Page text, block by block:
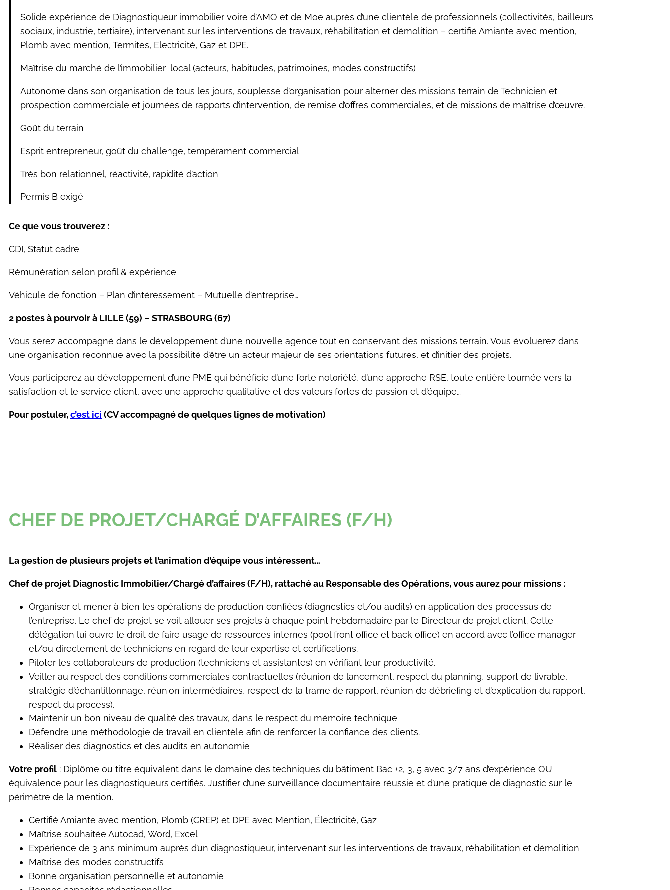
Solide expérience de Diagnostiqueur immobilier voire d’AMO et de Moe auprès d’une clientèle de professionnels (collectivités, bailleurs
sociaux, industrie, tertiaire), intervenant sur les interventions de travaux, réhabilitation et démolition – certifié Amiante avec mention,
Plomb avec mention, Termites, Electricité, Gaz et DPE.
Maîtrise du marché de l’immobilier local (acteurs, habitudes, patrimoines, modes constructifs)
Autonome dans son organisation de tous les jours, souplesse d’organisation pour alterner des missions terrain de Technicien et
prospection commerciale et journées de rapports d’intervention, de remise d’offres commerciales, et de missions de maîtrise d’œuvre.
Goût du terrain
Esprit entrepreneur, goût du challenge, tempérament commercial
Très bon relationnel, réactivité, rapidité d’action
Permis B exigé
Ce que vous trouverez :
CDI, Statut cadre
Rémunération selon profil & expérience
Véhicule de fonction – Plan d’intéressement – Mutuelle d’entreprise…
2 postes à pourvoir à LILLE (59) – STRASBOURG (67)
Vous serez accompagné dans le développement d’une nouvelle agence tout en conservant des missions terrain. Vous évoluerez dans
une organisation reconnue avec la possibilité d’être un acteur majeur de ses orientations futures, et d’initier des projets.
Vous participerez au développement d’une PME qui bénéficie d’une forte notoriété, d’une approche RSE, toute entière tournée vers la
satisfaction et le service client, avec une approche qualitative et des valeurs fortes de passion et d’équipe…
Pour postuler,c’est ici (CV accompagné de quelques lignes de motivation)
CHEF DE PROJET/CHARGÉ D’AFFAIRES (F/H)
La gestion de plusieurs projets et l’animation d’équipe vous intéressent…
Chef de projet Diagnostic Immobilier/Chargé d’affaires (F/H), rattaché au Responsable des Opérations, vous aurez pour missions :
Organiser et mener à bien les opérations de production confiées (diagnostics et/ou audits) en application des processus de
l’entreprise. Le chef de projet se voit allouer ses projets à chaque point hebdomadaire par le Directeur de projet client. Cette
délégation lui ouvre le droit de faire usage de ressources internes (pool front office et back office) en accord avec l’office manager
et/ou directement de techniciens en regard de leur expertise et certifications.
Piloter les collaborateurs de production (techniciens et assistantes) en vérifiant leur productivité.
Veiller au respect des conditions commerciales contractuelles (réunion de lancement, respect du planning, support de livrable,
stratégie d’échantillonnage, réunion intermédiaires, respect de la trame de rapport, réunion de débriefing et d’explication du rapport,
respect du process).
Maintenir un bon niveau de qualité des travaux, dans le respect du mémoire technique
Défendre une méthodologie de travail en clientèle afin de renforcer la confiance des clients.
Réaliser des diagnostics et des audits en autonomie
Votre profil : Diplôme ou titre équivalent dans le domaine des techniques du bâtiment Bac +2, 3, 5 avec 3/7 ans d’expérience OU
équivalence pour les diagnostiqueurs certifiés. Justifier d’une surveillance documentaire réussie et d’une pratique de diagnostic sur le
périmètre de la mention.
Certifié Amiante avec mention, Plomb (CREP) et DPE avec Mention, Électricité, Gaz
Maîtrise souhaitée Autocad, Word, Excel
Expérience de 3 ans minimum auprès d’un diagnostiqueur, intervenant sur les interventions de travaux, réhabilitation et démolition
Maîtrise des modes constructifs
Bonne organisation personnelle et autonomie